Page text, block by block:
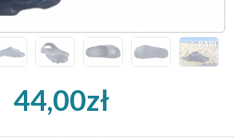
44,00zł